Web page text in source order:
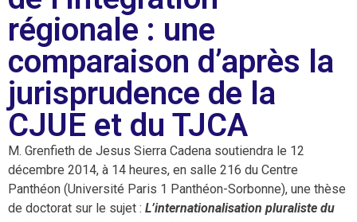
régionale : une
comparaison d’après la
jurisprudence de la
CJUE et du TJCA
M. Grenfieth de Jesus Sierra Cadena soutiendra le 12
décembre 2014, à 14 heures, en salle 216 du Centre
Panthéon (Université Paris 1 Panthéon-Sorbonne), une thèse
de doctorat sur le sujet : L’internationalisation pluraliste du